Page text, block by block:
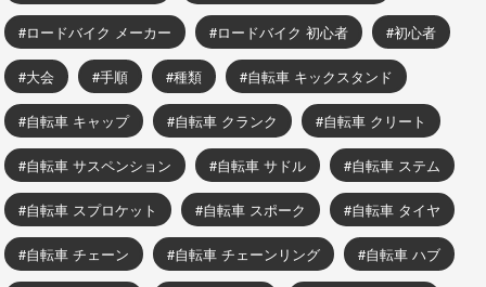
ロードバイク メーカー ロードバイク 初心者 初心者
大会 手順 種類 自転車 キックスタンド
自転車 キャップ 自転車 クランク 自転車 クリート
自転車 サスペンション 自転車 サドル 自転車 ステム
自転車 スプロケット 自転車 スポーク 自転車 タイヤ
自転車 チェーン 自転車 チェーンリング 自転車 ハブ